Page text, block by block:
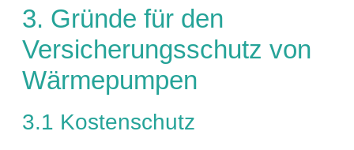
3. Gründe für den
Versicherungsschutz von
Wärmepumpen
3.1 Kostenschutz